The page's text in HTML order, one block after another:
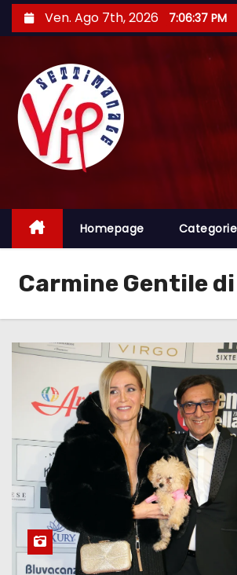
a
n
e
t
Ven. Ago 7th, 2026 7:06:37 PM
Homepage Categorie
Carmine Gentile